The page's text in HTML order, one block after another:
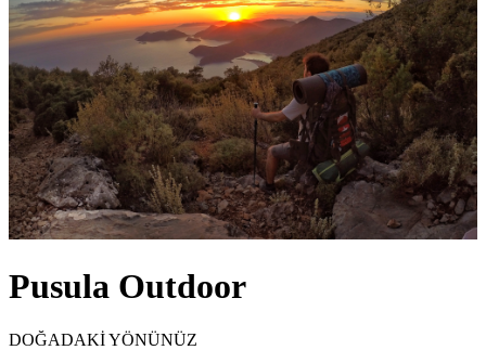
Pusula Outdoor
DOĞADAKİ YÖNÜNÜZ